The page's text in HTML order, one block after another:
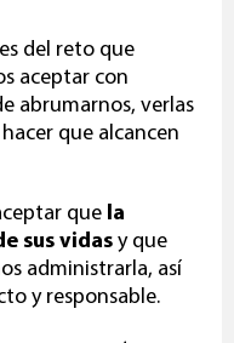
del reto que
aceptar con
abrumarnos, verlas
que alcancen
que la
sus vidas y que
administrarla, así
y responsable.